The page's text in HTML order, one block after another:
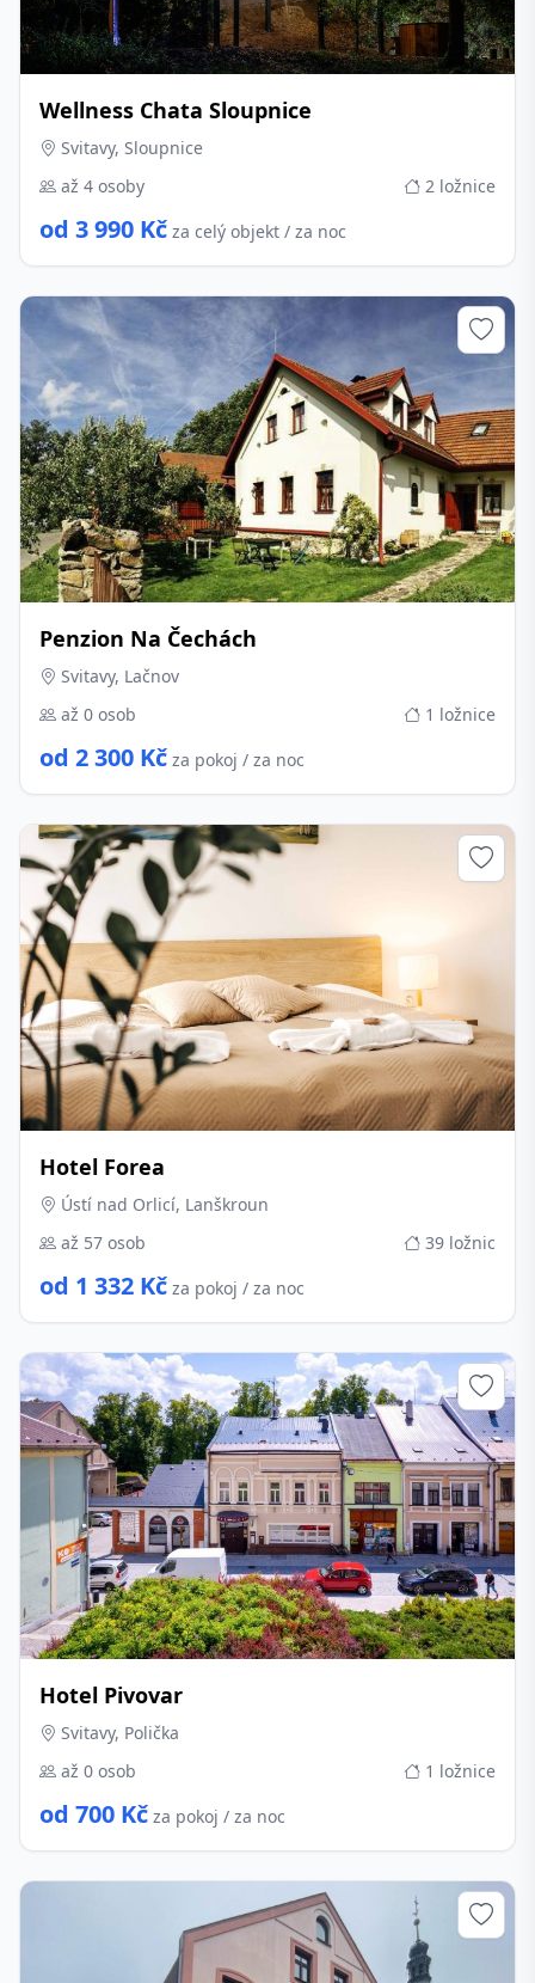
Wellness Chata Sloupnice
Svitavy, Sloupnice
až 4 osoby
2 ložnice
od 3 990 Kč za celý objekt / za noc
Penzion Na Čechách
Svitavy, Lačnov
až 0 osob
1 ložnice
od 2 300 Kč za pokoj / za noc
Hotel Forea
Ústí nad Orlicí, Lanškroun
až 57 osob
39 ložnic
od 1 332 Kč za pokoj / za noc
Hotel Pivovar
Svitavy, Polička
až 0 osob
1 ložnice
od 700 Kč za pokoj / za noc